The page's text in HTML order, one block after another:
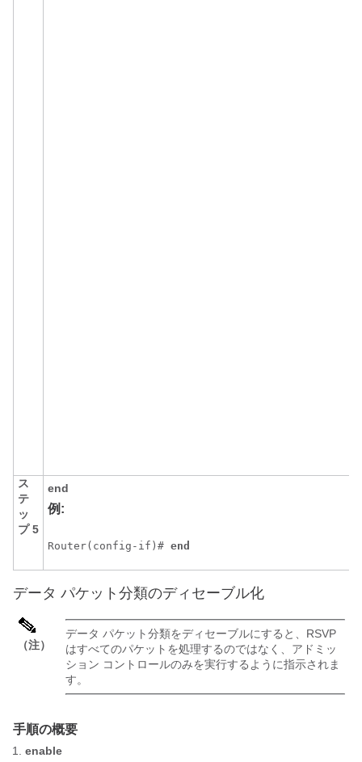
ス
テ
ッ
プ 5
end
例:
Router(config-if)# end
データ パケット分類のディセーブル化
（注）
データ パケット分類をディセーブルにすると、RSVP
はすべてのパケットを処理するのではなく、アドミッ
ション コントロールのみを実行するように指示されま
す。
手順の概要
enable